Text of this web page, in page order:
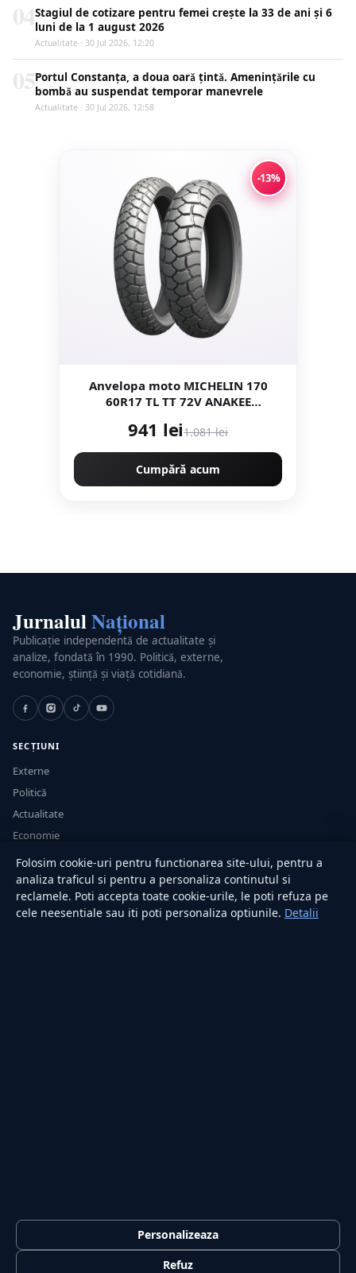
Stagiul de cotizare pentru femei crește la 33 de ani și 6
luni de la 1 august 2026
Actualitate · 30 Jul 2026, 12:20
Portul Constanța, a doua oară țintă. Amenințările cu
bombă au suspendat temporar manevrele
Actualitate · 30 Jul 2026, 12:58
-13%
Anvelopa moto MICHELIN 170
60R17 TL TT 72V ANAKEE
941 lei1.081 lei
Cumpără acum
JurnalulNațional
Publicație independentă de actualitate și
analize, fondată în 1990. Politică, externe,
economie, știință și viață cotidiană.
SECȚIUNI
Externe
Politică
Actualitate
Economie
Sănătate
Utile
RUBRICI
Confidențialitate
Folosim cookie-uri pentru functionarea site-ului, pentru a
analiza traficul si pentru a personaliza continutul si
reclamele. Poti accepta toate cookie-urile, le poti refuza pe
cele neesentiale sau iti poti personaliza optiunile. Detalii
Personalizeaza
Refuz